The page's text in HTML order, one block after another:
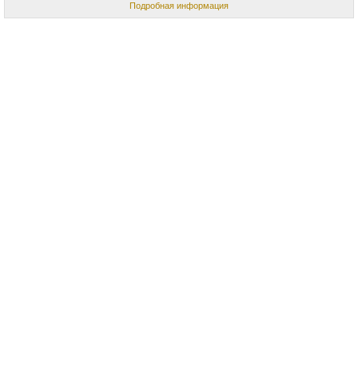
Подробная информация